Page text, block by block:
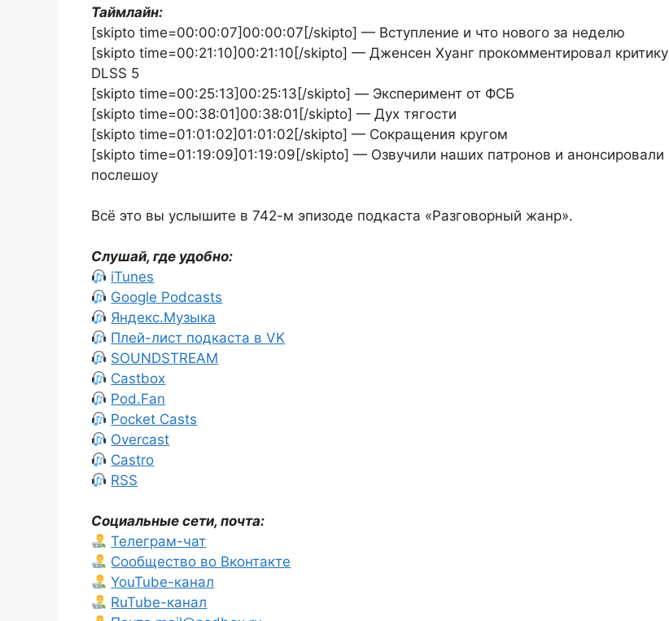
Таймлайн:
[skipto time=00:00:07]00:00:07[/skipto] — Вступление и что нового за неделю
[skipto time=00:21:10]00:21:10[/skipto] — Дженсен Хуанг прокомментировал критику
DLSS 5
[skipto time=00:25:13]00:25:13[/skipto] — Эксперимент от ФСБ
[skipto time=00:38:01]00:38:01[/skipto] — Дух тягости
[skipto time=01:01:02]01:01:02[/skipto] — Сокращения кругом
[skipto time=01:19:09]01:19:09[/skipto] — Озвучили наших патронов и анонсировали
послешоу
Всё это вы услышите в 742-м эпизоде подкаста «Разговорный жанр».
Слушай, где удобно:
iTunes
Google Podcasts
Яндекс.Музыка
Плей-лист подкаста в VK
SOUNDSTREAM
Castbox
Pod.Fan
Pocket Casts
Overcast
Castro
RSS
Социальные сети, почта:
Телеграм-чат
Сообщество во Вконтакте
YouTube-канал
RuTube-канал